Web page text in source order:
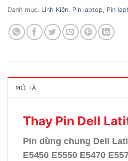
Danh mục: Linh Kiện, Pin laptop, Pin
MÔ TẢ
Thay Pin Dell
Pin dùng chung Dell
E5450 E5550 E5470